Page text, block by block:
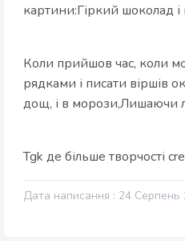
картини:Гіркий шоколад і
Коли прийшов час, коли
рядками і писати віршів
дощ, і в морози,Лишаючи
Tgk де більше творчості
Дата написання : 24 Серпень